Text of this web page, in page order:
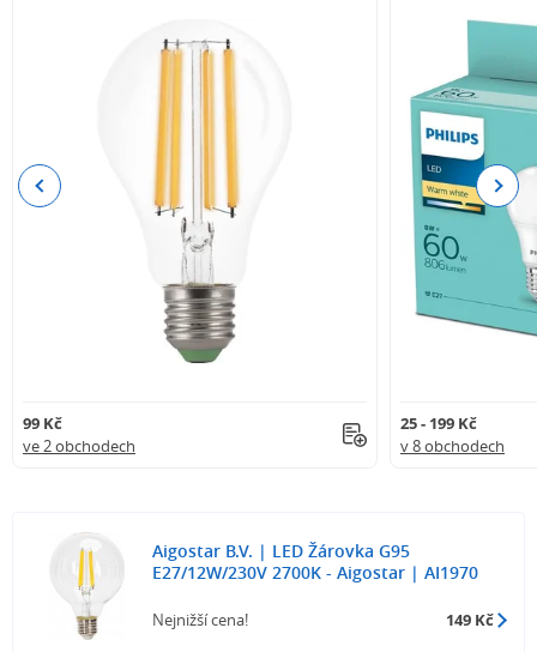
99 Kč
ve 2 obchodech
25 - 199 Kč
v 8 obchodech
Previous Next
Aigostar B.V. | LED Žárovka G95
E27/12W/230V 2700K - Aigostar | AI1970
Nejnižší cena! 149 Kč